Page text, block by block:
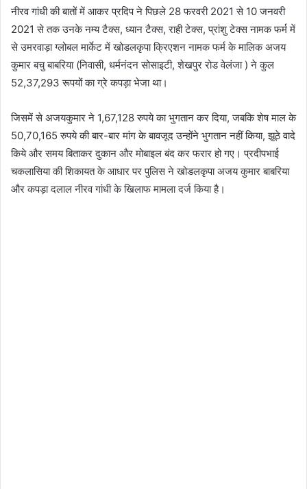
नीरव गांधी की बातों में आकर प्रदिप ने पिछले 28 फरवरी 2021 से 10 जनवरी
2021 से तक उनके नम्य टैक्स, ध्यान टैक्स, राही टेक्स, प्रांशु टेक्स नामक फर्म में
से उमरवाड़ा ग्लोबल मार्केट में खोडलकृपा क्रिएशन नामक फर्म के मालिक अजय
कुमार बचु बाबरिया (निवासी, धर्मनंदन सोसाइटी, शेखपुर रोड वेलंजा ) ने कुल
52,37,293 रूपयों का ग्रे कपड़ा भेजा था।
जिसमें से अजयकुमार ने 1,67,128 रुपये का भुगतान कर दिया, जबकि शेष माल के
50,70,165 रुपये की बार-बार मांग के बावजूद उन्होंने भुगतान नहीं किया, झूठे वादे
किये और समय बिताकर दुकान और मोबाइल बंद कर फरार हो गए। प्रदीपभाई
चकलासिया की शिकायत के आधार पर पुलिस ने खोडलकृपा अजय कुमार बाबरिया
और कपड़ा दलाल नीरव गांधी के खिलाफ मामला दर्ज किया है।